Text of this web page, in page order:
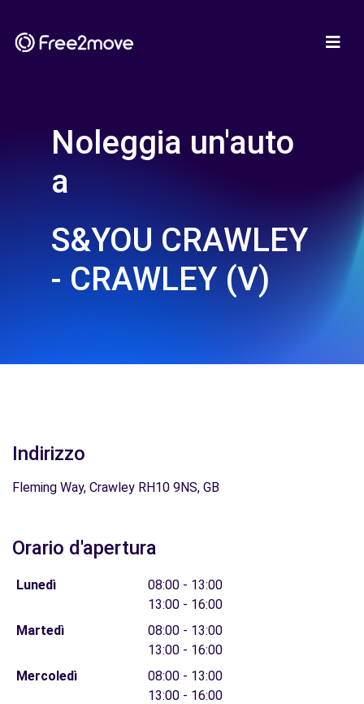
Noleggia un'auto
a
S&YOU CRAWLEY
- CRAWLEY (V)
Indirizzo
Fleming Way, Crawley RH10 9NS, GB
Orario d'apertura
Lunedì
08:00 - 13:00
13:00 - 16:00
Martedì
08:00 - 13:00
13:00 - 16:00
Mercoledì
08:00 - 13:00
13:00 - 16:00